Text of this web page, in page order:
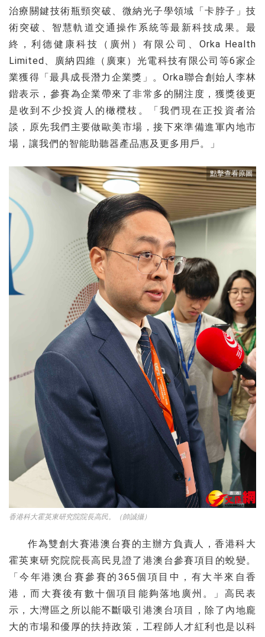
治療關鍵技術瓶頸突破、微納光子學領域「卡脖子」技
術突破、智慧軌道交通操作系統等最新科技成果。最
終，利德健康科技（廣州）有限公司、Orka Health
Limited、廣納四維（廣東）光電科技有限公司等6家企
業獲得「最具成長潛力企業獎」。Orka聯合創始人李林
鍇表示，參賽為企業帶來了非常多的關注度，獲獎後更
是收到不少投資人的橄欖枝。「我們現在正投資者洽
談，原先我們主要做歐美市場，接下來準備進軍內地市
場，讓我們的智能助聽器產品惠及更多用戶。」
香港科大霍英東研究院院長高民。（帥誠攝）
作為雙創大賽港澳台賽的主辦方負責人，香港科大
霍英東研究院院長高民見證了港澳台參賽項目的蛻變。
「今年港澳台賽參賽的365個項目中，有大半來自香
港，而大賽後有數十個項目能夠落地廣州。」高民表
示，大灣區之所以能不斷吸引港澳台項目，除了內地龐
大的市場和優厚的扶持政策，工程師人才紅利也是以科